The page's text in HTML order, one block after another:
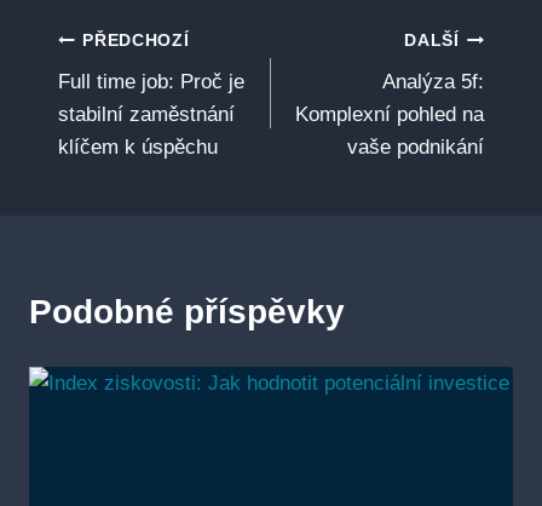
Navigace
pro
příspěvek
PŘEDCHOZÍ
Full time job: Proč je
stabilní zaměstnání
klíčem k úspěchu
DALŠÍ
Analýza 5f:
Komplexní pohled na
vaše podnikání
Podobné příspěvky